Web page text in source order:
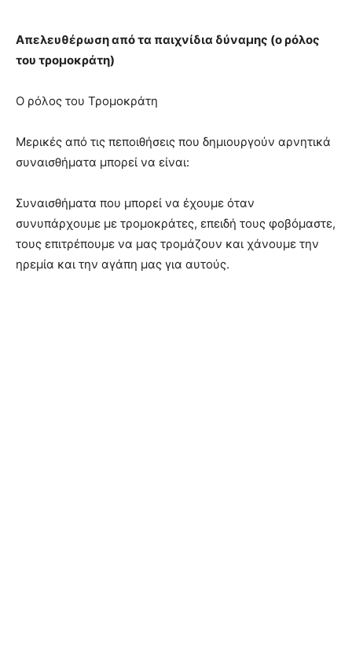
Απελευθέρωση από τα παιχνίδια δύναμης (ο ρόλος
του τρομοκράτη)
Ο ρόλος του Τρομοκράτη
Μερικές από τις πεποιθήσεις που δημιουργούν αρνητικά
συναισθήματα μπορεί να είναι:
Συναισθήματα που μπορεί να έχουμε όταν
συνυπάρχουμε με τρομοκράτες, επειδή τους φοβόμαστε,
τους επιτρέπουμε να μας τρομάζουν και χάνουμε την
ηρεμία και την αγάπη μας για αυτούς.